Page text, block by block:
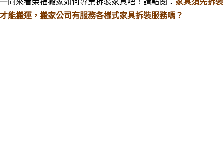
一同來看榮福搬家如何專業拆裝家具吧！ 請點閱： 家具須先拆裝
才能搬運，搬家公司有服務各樣式家具拆裝服務嗎？